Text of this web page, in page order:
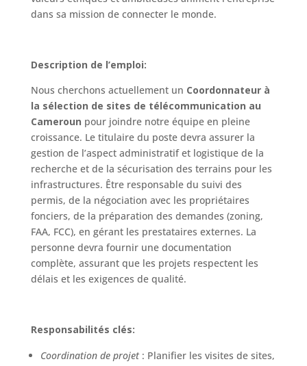
dans sa mission de connecter le monde.
Description de l’emploi:
Nous cherchons actuellement un Coordonnateur à
la sélection de sites de télécommunication au
Cameroun pour joindre notre équipe en pleine
croissance. Le titulaire du poste devra assurer la
gestion de l’aspect administratif et logistique de la
recherche et de la sécurisation des terrains pour les
infrastructures. Être responsable du suivi des
permis, de la négociation avec les propriétaires
fonciers, de la préparation des demandes (zoning,
FAA, FCC), en gérant les prestataires externes. La
personne devra fournir une documentation
complète, assurant que les projets respectent les
délais et les exigences de qualité.
Responsabilités clés:
Coordination de projet: Planifier les visites de sites,